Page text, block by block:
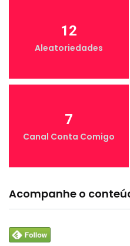
12
Aleatoriedades
7
Canal Conta Comigo
Acompanhe o